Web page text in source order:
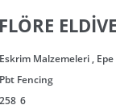
Eskrim Malzemeleri, Epe
Pbt Fencing
258_6